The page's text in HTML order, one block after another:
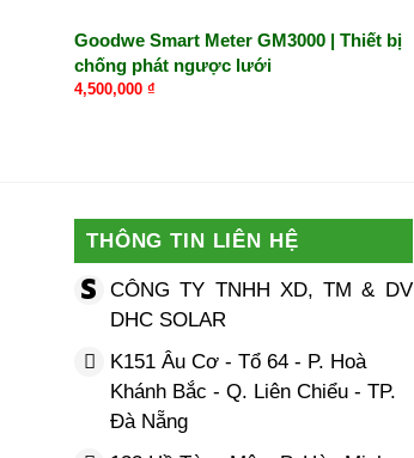
Goodwe Smart Meter GM3000 | Thiết bị
chống phát ngược lưới
4,500,000 ₫
THÔNG TIN LIÊN HỆ
CÔNG TY TNHH XD, TM & DV
DHC SOLAR
K151 Âu Cơ - Tổ 64 - P. Hoà
Khánh Bắc - Q. Liên Chiểu - TP.
Đà Nẵng